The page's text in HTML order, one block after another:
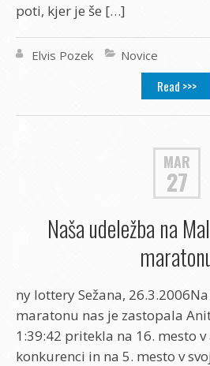
poti, kjer je še […]
Elvis Pozek Novice
Read >>>
MAR
27
Naša udeležba na
ny lottery Sežana,
maratonu nas je zastopala
1:39:42 pritekla na 16. mesto
konkurenci in na 5. mesto v